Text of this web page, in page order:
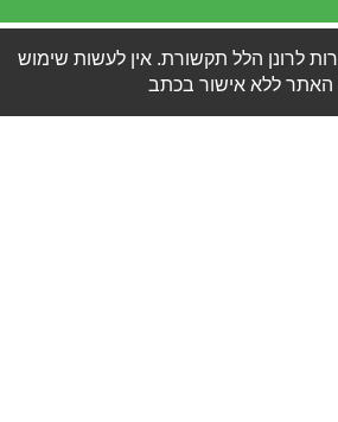
לרונן הלל תקשורת. אין לעשות שימוש
ללא אישור בכתב